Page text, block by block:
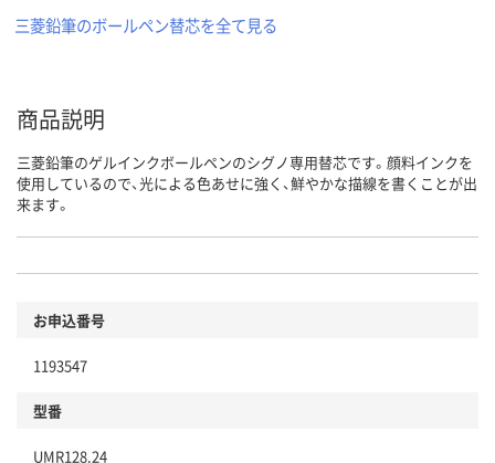
三菱鉛筆のボールペン替芯を全て見る
商品説明
三菱鉛筆のゲルインクボールペンのシグノ専用替芯です。顔料インクを
使用しているので、光による色あせに強く、鮮やかな描線を書くことが出
来ます。
お申込番号
1193547
型番
UMR128.24